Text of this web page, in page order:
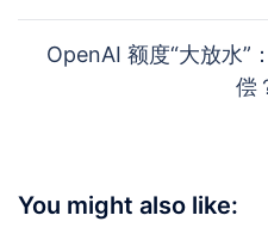
OpenAI 额度“大放水”
偿
You might also like: